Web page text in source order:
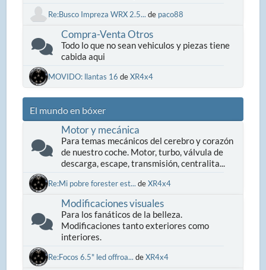
Re:Busco Impreza WRX 2.5... de paco88
Compra-Venta Otros
Todo lo que no sean vehiculos y piezas tiene
cabida aqui
MOVIDO: llantas 16deXR4x4
El mundo en bóxer
Motor y mecánica
Para temas mecánicos del cerebro y corazón
de nuestro coche. Motor, turbo, válvula de
descarga, escape, transmisión, centralita...
Re:Mi pobre forester est... deXR4x4
Modificaciones visuales
Para los fanáticos de la belleza.
Modificaciones tanto exteriores como
interiores.
Re:Focos 6.5" led offroa... deXR4x4